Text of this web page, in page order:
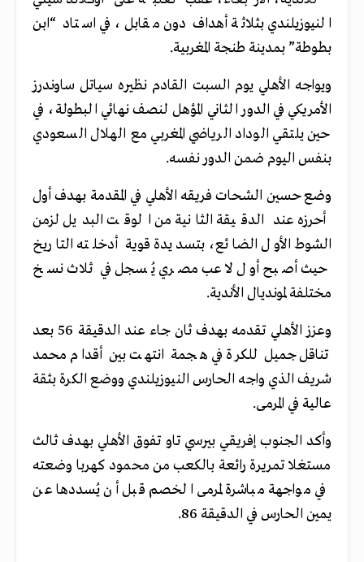
النيوزيلندي بثلاثة أهداف دون مقابل، في استاد “ابن
بطوطة” بمدينة طنجة المغربية.
ويواجه الأهلي يوم السبت القادم نظيره سياتل ساوندرز
الأمريكي في الدور الثاني المؤهل لنصف نهائي البطولة، في
حين يلتقي الوداد الرياضي المغربي مع الهلال السعودي
بنفس اليوم ضمن الدور نفسه.
وضع حسين الشحات فريقه الأهلي في المقدمة بهدف أول
أحرزه عند الدقيقة الثانية من الوقت البديل لزمن
الشوط الأول الضائع، بتسديدة قوية أدخلته التاريخ
حيث أصبح أول لاعب مصري يُسجل في ثلاث نسخ
مختلفة لمونديال الأندية.
وعزز الأهلي تقدمه بهدف ثان جاء عند الدقيقة 56 بعد
تناقل جميل للكرة في هجمة انتهت بين أقدام محمد
شريف الذي واجه الحارس النيوزيلندي ووضع الكرة بثقة
عالية في المرمى.
وأكد الجنوب إفريقي بيرسي تاو تفوق الأهلي بهدف ثالث
مستغلا تمريرة رائعة بالكعب من محمود كهربا وضعته
في مواجهة مباشرة لمرمى الخصم قبل أن يُسددها عن
يمين الحارس في الدقيقة 86.